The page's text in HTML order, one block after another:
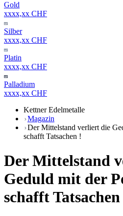
Gold
xxxx,xx CHF
Silber
xxxx,xx CHF
Platin
xxxx,xx CHF
Palladium
xxxx,xx CHF
Kettner Edelmetalle
Magazin
Der Mittelstand verliert die
schafft Tatsachen !
Der Mittelstand
Geduld mit der
schafft